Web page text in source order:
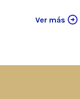
Ver más